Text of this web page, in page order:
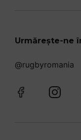
Urmărește-ne
@rugbyromania